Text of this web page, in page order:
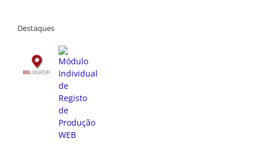
Destaques